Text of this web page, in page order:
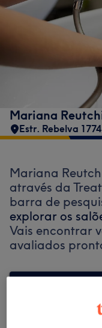
Mariana
Estr. Rebelva
Mariana
através da
barra de
explorar os
Vais encontrar
avaliados